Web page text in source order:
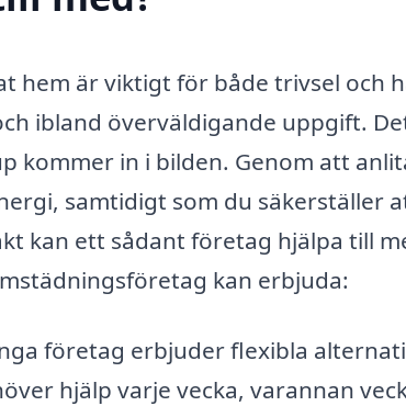
hem är viktigt för både trivsel och
ibland överväldigande uppgift.
kommer in i bilden. Genom att
samtidigt som du säkerställer
kan ett sådant företag hjälpa till
kan erbjuda:
företag erbjuder flexibla
hjälp varje vecka, varannan